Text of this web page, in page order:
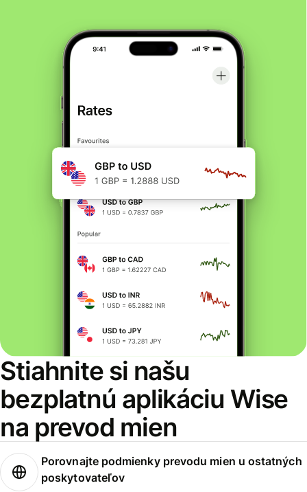
Stiahnite si našu
bezplatnú aplikáciu Wise
na prevod mien
Porovnajte podmienky prevodu mien u ostatných
poskytovateľov